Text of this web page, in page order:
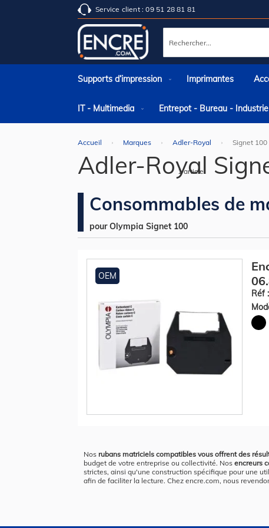
Service client : 09 51 28 81 81
Rechercher
Supports d’impression Imprimantes
IT - Multimedia Entrepot - Bureau -
Accueil Marques Adler-Royal Signet 100
Adler-Royal
1article
Consommables de
pour Olympia Signet 100
OEM
Réf :
Nos rubans matriciels compatibles vous offrent des
budget de votre entreprise ou collectivité. Nos encreurs
strictes, ainsi qu'une construction spécifique pour une
afin de faciliter la lecture. Chez encre.com, nous